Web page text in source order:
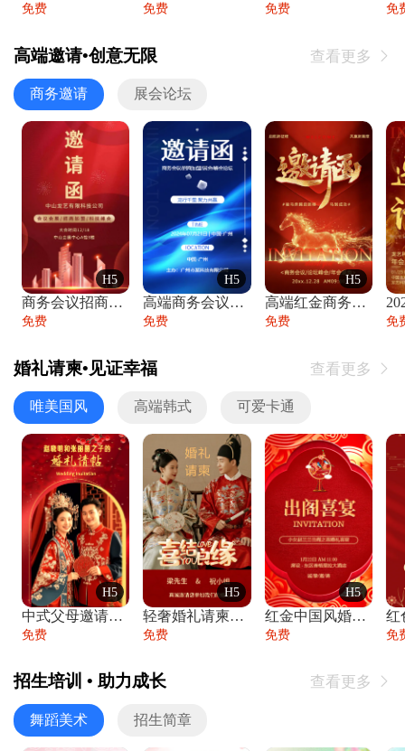
免费 免费 免费 免
高端邀请•创意无限 查看更多 
商务邀请 展会论坛
H5
商务会议招商展会科技峰会邀请函年会邀请
免费
H5
高端商务会议招商加盟展会峰会论坛邀请函
免费
H5
高端红金商务会议年会年终盛典答谢邀请函
免费 免
婚礼请柬•见证幸福 查看更多 
唯美国风 高端韩式 可爱卡通
H5
中式父母邀请函婚礼结婚请柬请贴父母邀请方
免费
H5
轻奢婚礼请柬婚礼邀请函结婚照请帖
免费
H5
红金中国风婚礼请柬出阁喜宴嫁女请帖出阁宴
免费 免
招生培训 • 助力成长 查看更多 
舞蹈美术 招生简章